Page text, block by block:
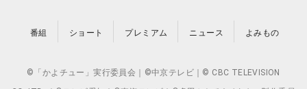
番組 ショート プレミアム ニュース よみもの
©「かよチュー」実行委員会｜©中京テレビ｜© CBC TELEVISION